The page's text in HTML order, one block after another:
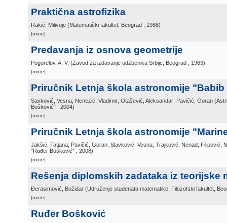
Praktična astrofizika
Rakić, Milivoje (Matematički fakultet, Beograd , 1988)
[more]
Predavanja iz osnova geometrije
Pogorelov, A. V. (Zavod za izdavanje udžbenika Srbije, Beograd , 1963)
[more]
Priručnik Letnja škola astronomije "Babib
Savković, Vesna; Nenezić, Vladimir; Otašević, Aleksandar; Pavičić, Goran (
Bošković"
, 2004)
[more]
Priručnik Letnja škola astronomije
Jakšić, Tatjana; Pavičić, Goran; Slavković, Vesna; Trajković, Nenad; Filipović,
"Ruđer Bošković"
, 2008)
[more]
Rešenja diplomskih zadataka iz teorijske
Đerasimović, Božidar (Udruženje studenata matematike, Filozofski fakultet,
[more]
Ruđer Bošković